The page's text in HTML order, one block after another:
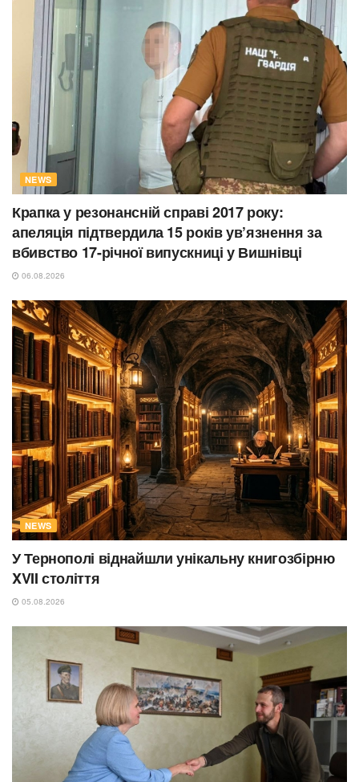
NEWS
Крапка у резонансній справі 2017 року:
апеляція підтвердила 15 років ув’язнення за
вбивство 17-річної випускниці у Вишнівці
06.08.2026
NEWS
У Тернополі віднайшли унікальну книгозбірню
XVII століття
05.08.2026